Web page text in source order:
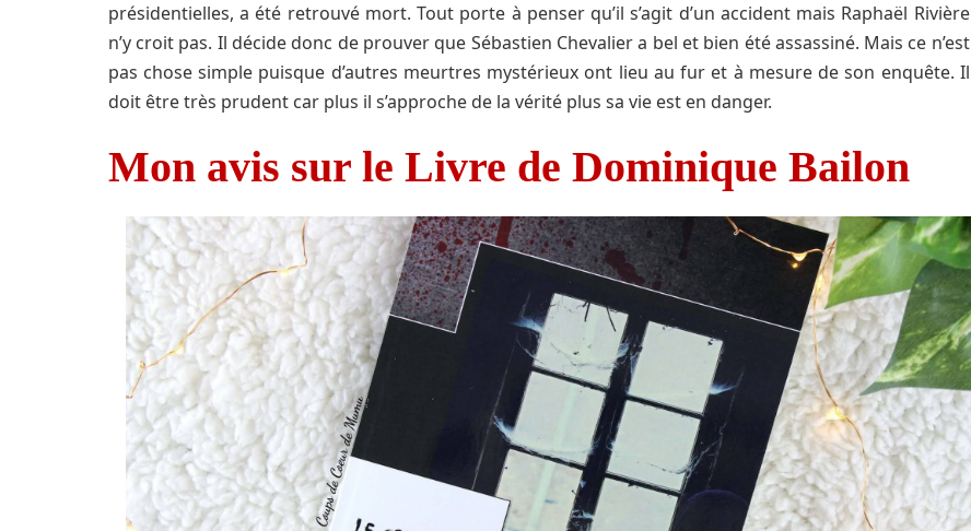
présidentielles, a été retrouvé mort. Tout porte à penser qu’il s’agit d’un accident mais Raphaël Rivière
n’y croit pas. Il décide donc de prouver que Sébastien Chevalier a bel et bien été assassiné. Mais ce n’est
pas chose simple puisque d’autres meurtres mystérieux ont lieu au fur et à mesure de son enquête. Il
doit être très prudent car plus il s’approche de la vérité plus sa vie est en danger.
Mon avis sur le Livre de Dominique Bailon